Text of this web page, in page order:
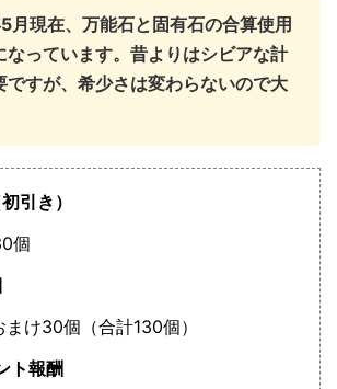
月現在、万能石と固有石の合算使用
なっています。昔よりはシビアな計
ですが、希少さは変わらないので大
引き）
個
け30個（合計130個）
ト報酬